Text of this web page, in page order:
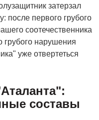
затерзал
после первого грубого
соотечественника
грубого нарушения
уже отвертеться
составы